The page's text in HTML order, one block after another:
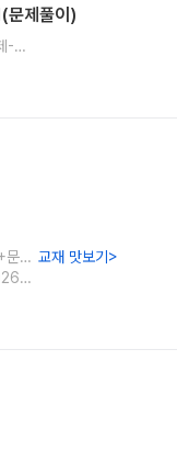
문제풀이)
[온라인서점] 완자 기출PICK 통합과학1 1080제-22개정 (2026년용)
[27167] 2026 베테랑의 통합과학2 개념노트+문제풀이 교재 맛보기 >
[온라인서점] 완자 고등 통합과학2-22개정 (2026년용)